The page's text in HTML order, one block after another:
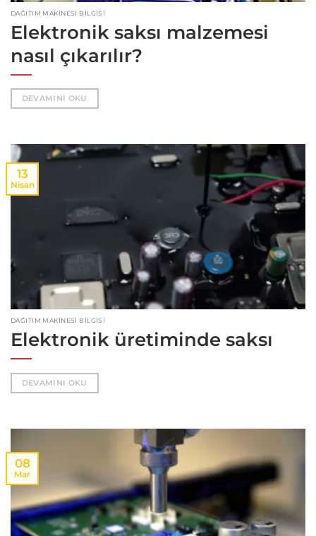
DAĞITIM MAKINESI BILGISI
Elektronik saksı malzemesi
nasıl çıkarılır?
DEVAMINI OKU
DAĞITIM MAKINESI BILGISI
Elektronik üretiminde saksı
DEVAMINI OKU
13
Nisan
08
Mar